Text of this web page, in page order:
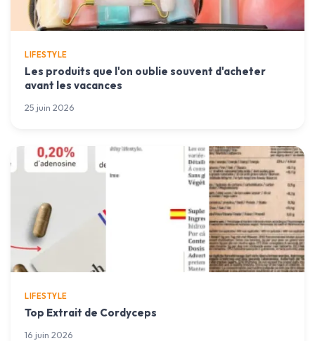
LIFESTYLE
Les produits que l'on oublie souvent d'acheter
avant les vacances
25 juin 2026
LIFESTYLE
Top Extrait de Cordyceps
16 juin 2026